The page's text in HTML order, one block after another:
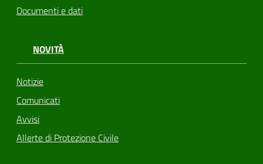
Documenti e dati
NOVITÀ
Notizie
Comunicati
Avvisi
Allerte di Protezione Civile